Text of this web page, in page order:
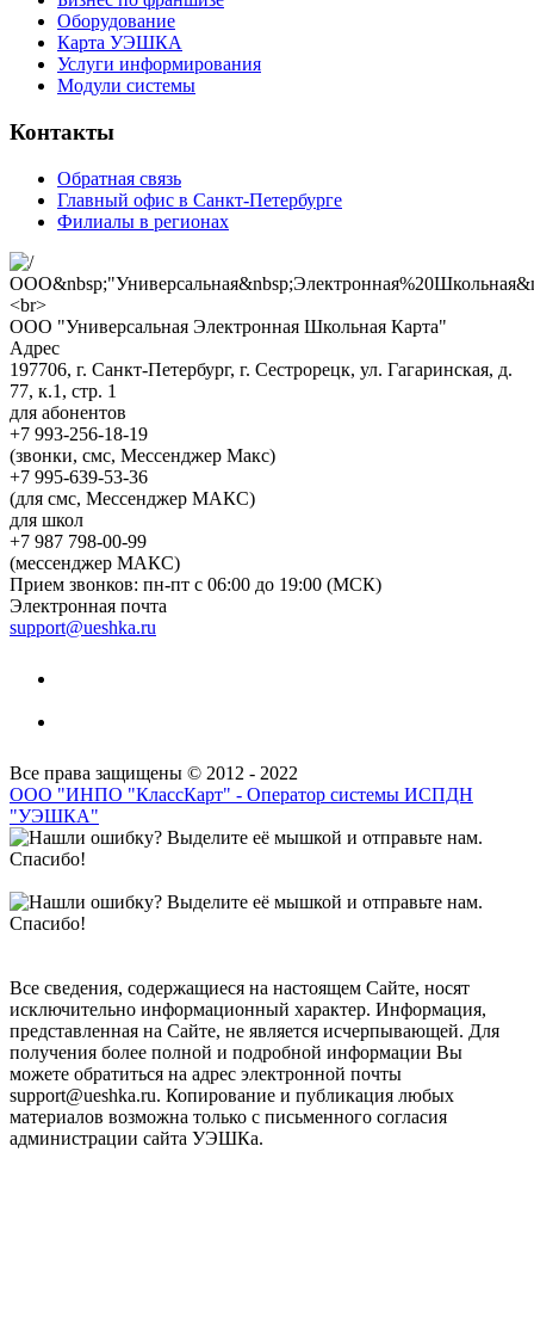
Оборудование
Карта УЭШКА
Услуги информирования
Модули системы
Контакты
Обратная связь
Главный офис в Санкт-Петербурге
Филиалы в регионах
ООО "Универсальная Электронная Школьная Карта"
Адрес
197706, г. Санкт-Петербург, г. Сестрорецк, ул. Гагаринская, д.
77, к.1, стр. 1
для абонентов
+7 993-256-18-19
(звонки, смс, Мессенджер Макс)
+7 995-639-53-36
(для смс, Мессенджер МАКС)
для школ
+7 987 798-00-99
(мессенджер МАКС)
Прием звонков: пн-пт с 06:00 до 19:00 (МСК)
Электронная почта
support@ueshka.ru
Все права защищены © 2012 - 2022
ООО "ИНПО "КлассКарт" - Оператор системы ИСПДН
"УЭШКА"
Все сведения, содержащиеся на настоящем Сайте, носят
исключительно информационный характер. Информация,
представленная на Сайте, не является исчерпывающей. Для
получения более полной и подробной информации Вы
можете обратиться на адрес электронной почты
support@ueshka.ru. Копирование и публикация любых
материалов возможна только с письменного согласия
администрации сайта УЭШКа.